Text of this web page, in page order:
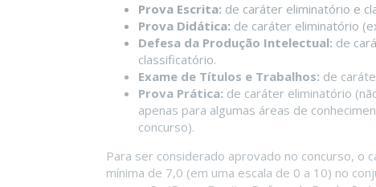
Prova Escrita: de caráter eliminatório e
Prova Didática: de caráter eliminatório
Defesa da Produção Intelectual: de
classificatório.
Exame de Títulos e Trabalhos: de
Prova Prática: de caráter eliminatório
apenas para algumas áreas de
concurso).
Para ser considerado aprovado no concurso, o
mínima de 7,0 (em uma escala de 0 a 10) no